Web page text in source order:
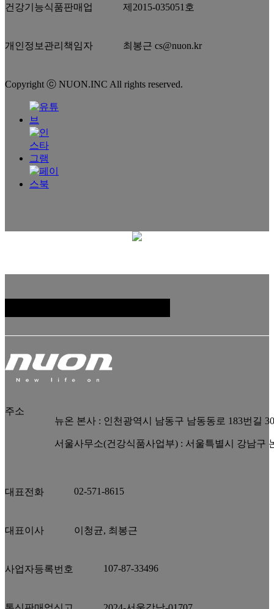
건강기능식품판매업 제2015-035051호
개인정보관리책임자 최봉근 cs@nuon.kr
Copyright ⓒ NUON.INC All rights reserved.
주소
뉴온 본사 : 인천광역시 남동구 남동동로 183번길
서울사무소(건강식품사업부) : 서울특별시 강남구
대표전화 02-571-8615
대표이사 이청균, 최봉근
사업자등록번호 107-87-33496